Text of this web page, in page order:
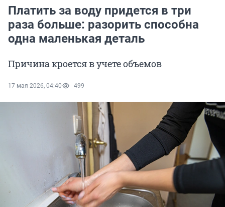
Платить за воду придется в три
раза больше: разорить способна
одна маленькая деталь
Причина кроется в учете объемов
17 мая 2026, 04:40 499